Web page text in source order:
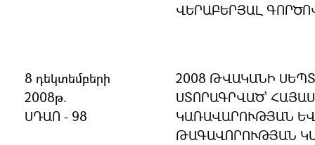
ՎԵՐԱԲԵՐՅԱԼ
8 դեկտեմբերի
2008թ.
ՍԴԱՈ - 98
2008 ԹՎԱԿԱՆԻ
ՍՏՈՐԱԳՐՎԱԾ՝
ԿԱՌԱՎԱՐՈՒԹՅԱՆ
ԹԱԳԱՎՈՐՈՒԹՅԱՆ